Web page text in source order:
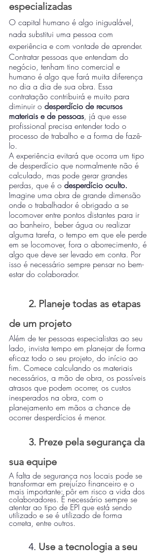
especializadas
O capital humano é algo inigualável,
nada substitui uma pessoa com
experiência e com vontade de aprender.
Contratar pessoas que entendam do
negócio, tenham tino comercial e
humano é algo que fará muita diferença
no dia a dia de sua obra. Essa
contratação contribuirá e muito para
diminuir o desperdício de recursos
materiais e de pessoas, já que esse
profissional precisa entender todo o
processo de trabalho e a forma de fazê-
lo.
A experiência evitará que ocorra um tipo
de desperdício que normalmente não é
calculado, mas pode gerar grandes
perdas, que é o desperdício oculto.
Imagine uma obra de grande dimensão
onde o trabalhador é obrigado a se
locomover entre pontos distantes para ir
ao banheiro, beber água ou realizar
alguma tarefa, o tempo em que ele perde
em se locomover, fora o aborrecimento, é
algo que deve ser levado em conta. Por
isso é necessário sempre pensar no bem-
estar do colaborador.
2. Planeje todas as etapas
de um projeto
Além de ter pessoas especialistas ao seu
lado, invista tempo em planejar de forma
eficaz todo o seu projeto, do início ao
fim. Comece calculando os materiais
necessários, a mão de obra, os possíveis
atrasos que podem ocorrer, os custos
inesperados na obra, com o
planejamento em mãos a chance de
ocorrer desperdícios é menor.
3. Preze pela segurança da
sua equipe
A falta de segurança nos locais pode se
transformar em prejuízo financeiro e o
mais importante: pôr em risco a vida dos
colaboradores. É necessário sempre se
atentar ao tipo de EPI que está sendo
utilizado e se é utilizado de forma
correta, entre outros.
	4.
Use a tecnologia a seu